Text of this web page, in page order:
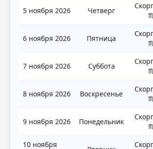
5 ноября 2026 Четверг
♏
6 ноября 2026 Пятница
♏
7 ноября 2026 Суббота
♏
8 ноября 2026 Воскресенье
♏
9 ноября 2026 Понедельник
♏
10 ноября